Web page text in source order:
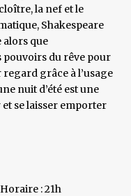
la nef et le
Shakespeare
alors que
pouvoirs du rêve pour
grâce à l’usage
nuit d’été est une
se laisser emporter
: 21h